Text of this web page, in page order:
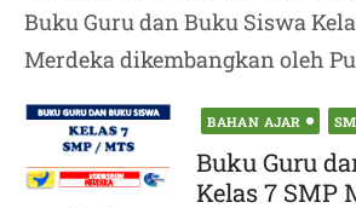
Buku Guru dan Buku Siswa
Merdeka dikembangkan oleh
Posted
on
BAHAN AJAR
Buku Guru
Kelas 7 SMP